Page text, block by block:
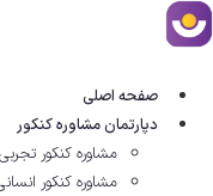
صفحه اصلی
دپارتمان مشاوره کنکور
مشاوره کنکور تجربی
مشاوره کنکور انسانی